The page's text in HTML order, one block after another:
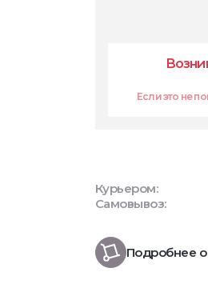
Если это не
Курьером:
Самовывоз:
Подробнее о